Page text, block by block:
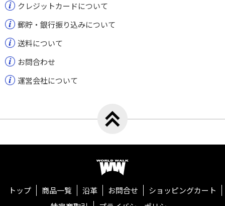
クレジットカードについて
郵貯・銀行振り込みについて
送料について
お問合わせ
運営会社について
トップ 商品一覧 沿革 お問合せ
ショッピングカート